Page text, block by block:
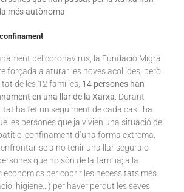
més autònoma
pel coronavirus, la Fundació Migra
forçada a aturar les noves acollides, però
de les 12 famílies, 14 persones han
en una llar de la Xarxa . Durant
ha fet un seguiment de cada cas i ha
les persones que ja vivien una situació de
el confinament d’una forma extrema.
se a no tenir una llar segura o
que no són de la família; a la
econòmics per cobrir les necessitats més
higiene…) per haver perdut les seves